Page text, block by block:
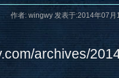
作者: wingwy 发表于:2014年07
archives/